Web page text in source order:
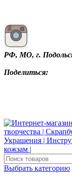
РФ, МО, г.
Поделиться:
Выбрать категорию